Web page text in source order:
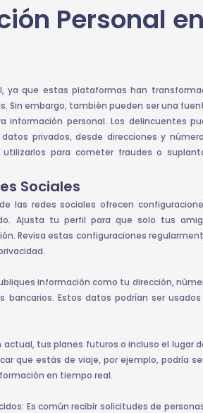
Personal en
ya que estas plataformas han
Sin embargo, también pueden ser una
personal. Los delincuentes
privados, desde direcciones y
para cometer fraudes o
Sociales
las redes sociales ofrecen
Ajusta tu perfil para que solo tus
Revisa estas configuraciones
información como tu dirección,
Estos datos podrían ser usados
tus planes futuros o incluso el lugar
que estás de viaje, por ejemplo, podría
en tiempo real.
Es común recibir solicitudes de